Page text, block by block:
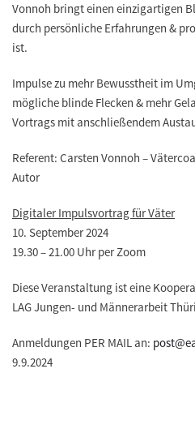
Vonnoh bringt einen einzigartigen
durch persönliche Erfahrungen &
ist.
Impulse zu mehr Bewusstheit im
mögliche blinde Flecken & mehr
Vortrags mit anschließendem
Referent: Carsten Vonnoh –
Autor
Digitaler Impulsvortrag für Väter
10. September 2024
19.30 – 21.00 Uhr per Zoom
Diese Veranstaltung ist eine
LAG Jungen- und Männerarbeit
Anmeldungen PER MAIL an:
9.9.2024